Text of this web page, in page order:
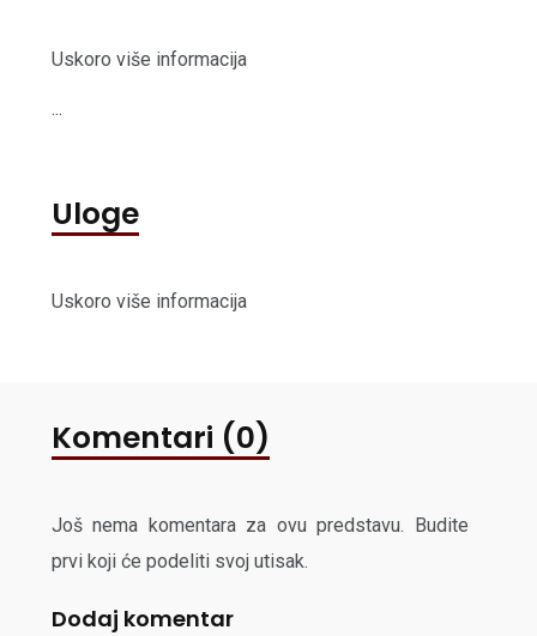
Uskoro više informacija
...
Uloge
Uskoro više informacija
Komentari (0)
Još nema komentara za ovu predstavu. Budite
prvi koji će podeliti svoj utisak.
Dodaj komentar